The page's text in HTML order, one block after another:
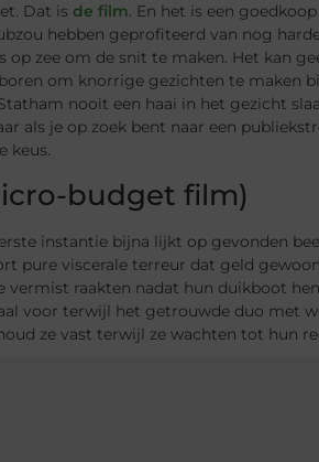
Dat is de film. En het is een
hebben geprofiteerd van nog
op zee om de snit te maken. Het kan
om knorrige gezichten te maken
nooit een haai in het gezicht
als je op zoek bent naar een
keus.
budget film)
instantie bijna lijkt op gevonden
pure viscerale terreur dat geld
vermist raakten nadat hun duikboot
voor terwijl het getrouwde duo met
ze vast terwijl ze wachten tot hun